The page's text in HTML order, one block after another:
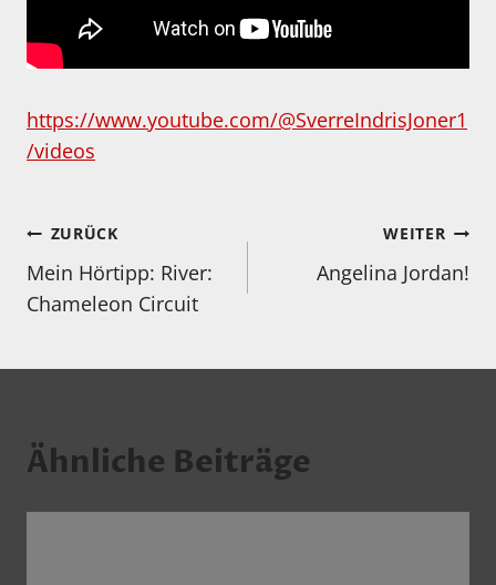
https://www.youtube.com/@SverreIndrisJoner1
/videos
Beitragsnavigation
ZURÜCK
Mein Hörtipp: River:
Chameleon Circuit
WEITER
Angelina Jordan!
Ähnliche Beiträge